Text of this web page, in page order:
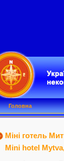
Міні готель
Mini hotel
Головна